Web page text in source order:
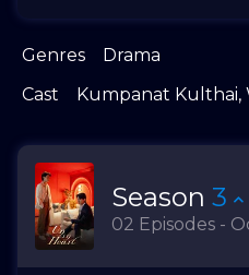
Genres
Drama
Cast
Kumpanat Kulthai,
Season 3
02 Episodes -